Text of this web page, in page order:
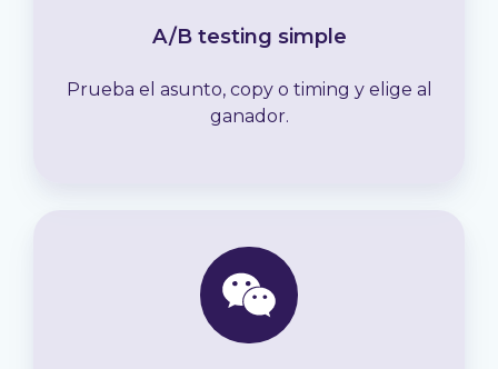
A/B testing simple
Prueba el asunto, copy o timing y elige al
ganador.